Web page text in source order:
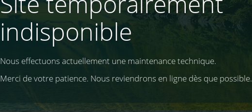
indisponible
Nous effectuons actuellement une maintenance technique.
Merci de votre patience. Nous reviendrons en ligne dès que possible.